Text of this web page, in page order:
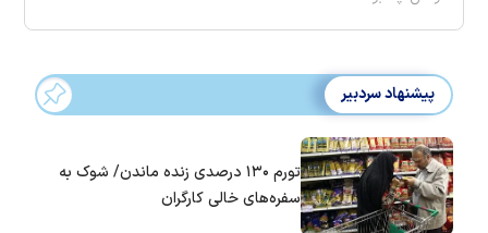
پیشنهاد سردبیر
تورم ۱۳۰ درصدی زنده ماندن/ شوک به
سفره‌های خالی کارگران